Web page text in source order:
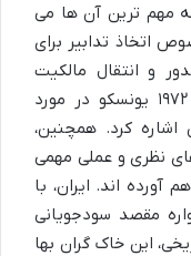
مهم ترین آن ها می
یونسکو در خصوص اتخاذ تدابیر برای
و انتقال مالکیت
غیرقانونی اموال فرهنگی و کنوانسیون ۱۹۷۲ یونسکو در مورد
کرد. همچنین،
نظری و عملی مهمی
آورده اند. ایران، با
مقصد سودجویانی
این خاک گران بها